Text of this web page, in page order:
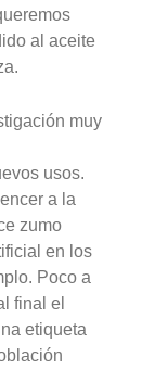
al aceite
muy
usos.
a la
zumo
en los
Poco a
final el
etiqueta